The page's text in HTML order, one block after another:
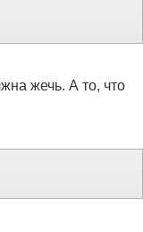
жечь. А то, что